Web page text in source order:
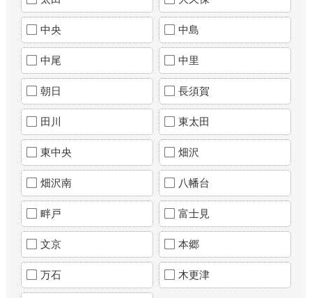
中央 中島
中尾 中里
朝日 長須賀
田川 東太田
東中央 畑沢
畑沢南 八幡台
畔戸 富士見
文京 本郷
万石 木更津